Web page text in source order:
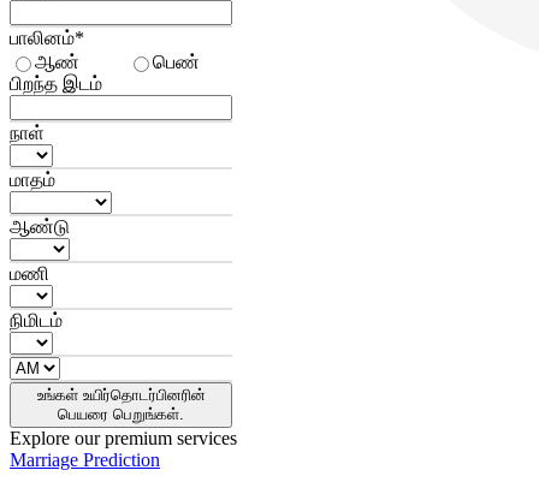
பாலினம்*
ஆண்
பெண்
பிறந்த இடம்
நாள்
மாதம்
ஆண்டு
மணி
நிமிடம்
உங்கள் உயிர்தொடர்பினரின்
பெயரை பெறுங்கள்.
Explore our premium services
Marriage Prediction